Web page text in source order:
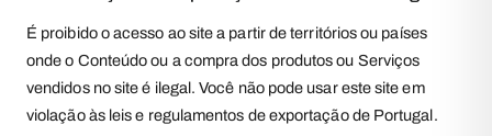
É proibido o acesso ao site a partir de territórios ou países
onde o Conteúdo ou a compra dos produtos ou Serviços
vendidos no site é ilegal. Você não pode usar este site em
violação às leis e regulamentos de exportação de Portugal.